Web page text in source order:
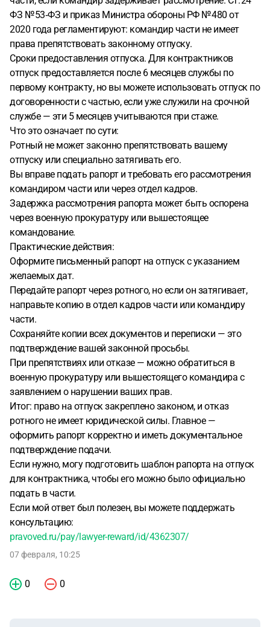
ФЗ № 53‑ФЗ и приказ Министра обороны РФ № 480 от
2020 года регламентируют: командир части не имеет
права препятствовать законному отпуску.
Сроки предоставления отпуска. Для контрактников
отпуск предоставляется после 6 месяцев службы по
первому контракту, но вы можете использовать отпуск по
договоренности с частью, если уже служили на срочной
службе — эти 5 месяцев учитываются при стаже.
Что это означает по сути:
Ротный не может законно препятствовать вашему
отпуску или специально затягивать его.
Вы вправе подать рапорт и требовать его рассмотрения
командиром части или через отдел кадров.
Задержка рассмотрения рапорта может быть оспорена
через военную прокуратуру или вышестоящее
командование.
Практические действия:
Оформите письменный рапорт на отпуск с указанием
желаемых дат.
Передайте рапорт через ротного, но если он затягивает,
направьте копию в отдел кадров части или командиру
части.
Сохраняйте копии всех документов и переписки — это
подтверждение вашей законной просьбы.
При препятствиях или отказе — можно обратиться в
военную прокуратуру или вышестоящего командира с
заявлением о нарушении ваших прав.
Итог: право на отпуск закреплено законом, и отказ
ротного не имеет юридической силы. Главное —
оформить рапорт корректно и иметь документальное
подтверждение подачи.
Если нужно, могу подготовить шаблон рапорта на отпуск
для контрактника, чтобы его можно было официально
подать в части.
Если мой ответ был полезен, вы можете поддержать
консультацию:
pravoved.ru/pay/lawyer-reward/id/4362307/
07 февраля, 10:25
0 0